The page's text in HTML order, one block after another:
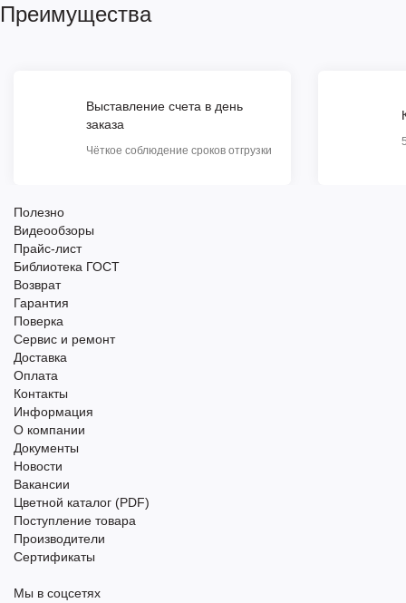
Преимущества
Выставление счета в день
заказа
Чёткое соблюдение сроков отгрузки
Полезно
Видеообзоры
Прайс-лист
Библиотека ГОСТ
Возврат
Гарантия
Поверка
Сервис и ремонт
Доставка
Оплата
Контакты
Информация
О компании
Документы
Новости
Вакансии
Цветной каталог (PDF)
Поступление товара
Производители
Сертификаты
Мы в соцсетях